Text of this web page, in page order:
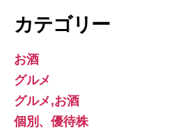
カテゴリー
お酒
グルメ
グルメ,お酒
個別、優待株